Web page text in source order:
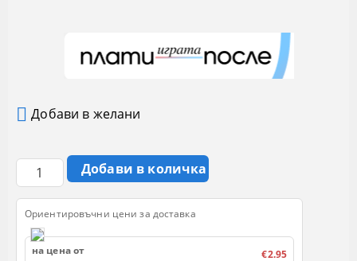
Добави в желани
Ориентировъчни цени за доставка
на цена от €2.95